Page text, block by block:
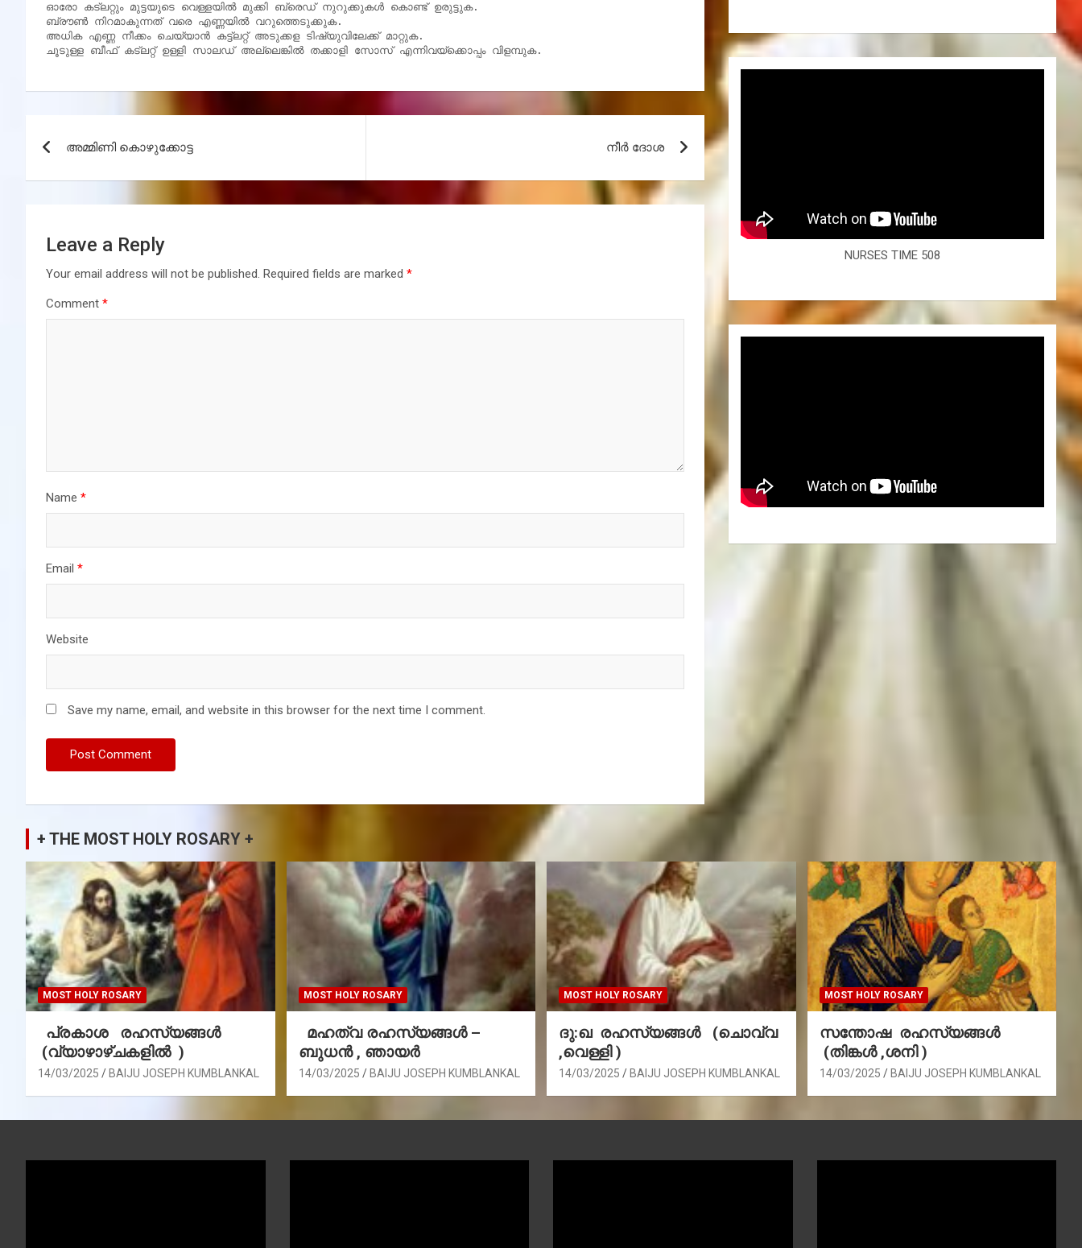
ഓരോ കട്ലറ്റും മുട്ടയുടെ വെള്ളയിൽ മുക്കി ബ്രെഡ് നുറുക്കുകൾ കൊണ്ട് ഉരുട്ടുക.
ബ്രൗൺ നിറമാകുന്നത് വരെ എണ്ണയിൽ വറുത്തെടുക്കുക.
അധിക എണ്ണ നീക്കം ചെയ്യാൻ കട്ട്ലറ്റ് അടുക്കള ടിഷ്യുവിലേക്ക് മാറ്റുക.
ചൂടുള്ള ബീഫ് കട്‌ലറ്റ് ഉള്ളി സാലഡ് അല്ലെങ്കിൽ തക്കാളി സോസ് എന്നിവയ്‌ക്കൊപ്പം വിളമ്പുക.
navigation
അമ്മിണി കൊഴുക്കോട്ട നീര്‍ ദോശ
Leave a Reply
Your email address will not be published. Required fields are marked *
Comment *
Name *
Email *
Website
Save my name, email, and website in this browser for the next time I comment.
NURSES TIME 508
+ THE MOST HOLY ROSARY +
MOST HOLY ROSARY
പ്രകാശ രഹസ്യങ്ങൾ
(വ്യാഴാഴ്ചകളിൽ )
14/03/2025 BAIJU JOSEPH KUMBLANKAL
MOST HOLY ROSARY
മഹത്വ രഹസ്യങ്ങള്‍ –
ബുധൻ , ഞായർ
14/03/2025 BAIJU JOSEPH KUMBLANKAL
MOST HOLY ROSARY
ദു:ഖ രഹസ്യങ്ങൾ (ചൊവ്വ
,വെള്ളി )
14/03/2025 BAIJU JOSEPH KUMBLANKAL
MOST HOLY ROSARY
സന്തോഷ രഹസ്യങ്ങൾ
(തിങ്കൾ ,ശനി )
14/03/2025 BAIJU JOSEPH KUMBLANKAL